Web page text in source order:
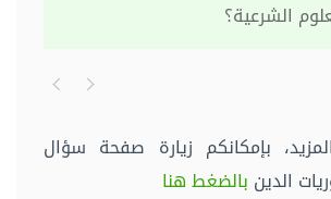
الشرعية؟
بإمكانكم زيارة صفحة سؤال
الدين بالضغط هنا